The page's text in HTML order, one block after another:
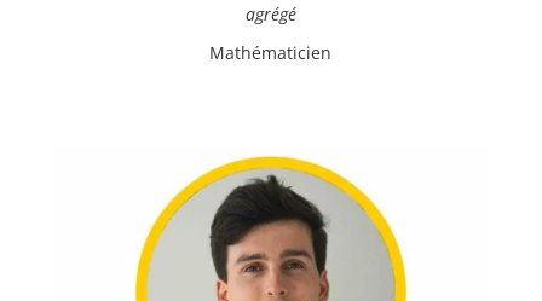
agrégé
Mathématicien